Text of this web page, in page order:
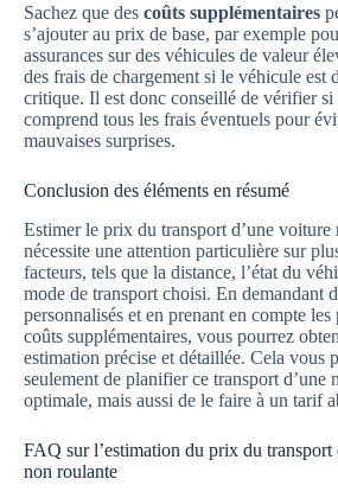
Sachez que des coûts supplémentaires
s’ajouter au prix de base, par exemple
assurances sur des véhicules de valeur
des frais de chargement si le véhicule est
critique. Il est donc conseillé de vérifier si
comprend tous les frais éventuels pour
mauvaises surprises.
Conclusion des éléments en résumé
Estimer le prix du transport d’une voiture
nécessite une attention particulière sur
facteurs, tels que la distance, l’état du
mode de transport choisi. En demandant
personnalisés et en prenant en compte les
coûts supplémentaires, vous pourrez
estimation précise et détaillée. Cela vous
seulement de planifier ce transport d’une
optimale, mais aussi de le faire à un tarif
FAQ sur l’estimation du prix du transport
non roulante